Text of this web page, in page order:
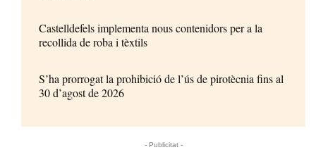
Castelldefels implementa nous contenidors per a la
recollida de roba i tèxtils
S’ha prorrogat la prohibició de l’ús de pirotècnia fins al
30 d’agost de 2026
- Publicitat -